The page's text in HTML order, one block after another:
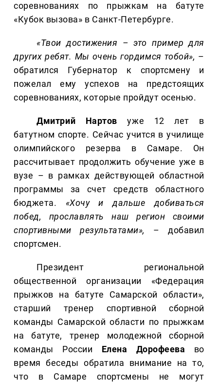
соревнованиях по прыжкам на батуте
«Кубок вызова» в Санкт-Петербурге.
«Твои достижения – это пример для
других ребят. Мы очень гордимся тобой», –
обратился Губернатор к спортсмену и
пожелал ему успехов на предстоящих
соревнованиях, которые пройдут осенью.
Дмитрий Нартов уже 12 лет в
батутном спорте. Сейчас учится в училище
олимпийского резерва в Самаре. Он
рассчитывает продолжить обучение уже в
вузе – в рамках действующей областной
программы за счет средств областного
бюджета. «Хочу и дальше добиваться
побед, прославлять наш регион своими
спортивными результатами»,
– добавил
спортсмен.
Президент региональной
общественной организации «Федерация
прыжков на батуте Самарской области»,
старший тренер спортивной сборной
команды Самарской области по прыжкам
на батуте, тренер молодежной сборной
команды России Елена Дорофеева во
время беседы обратила внимание на то,
что в Самаре спортсмены не могут